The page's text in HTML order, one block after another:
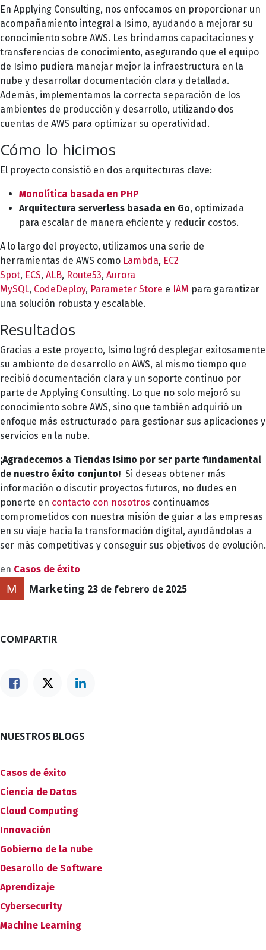
En Applying Consulting, nos enfocamos en proporcionar un
acompañamiento integral a Isimo, ayudando a mejorar su
conocimiento sobre AWS. Les brindamos capacitaciones y
transferencias de conocimiento, asegurando que el equipo
de Isimo pudiera manejar mejor la infraestructura en la
nube y desarrollar documentación clara y detallada.
Además, implementamos la correcta separación de los
ambientes de producción y desarrollo, utilizando dos
cuentas de AWS para optimizar su operatividad.
Cómo lo hicimos
El proyecto consistió en dos arquitecturas clave:
Monolítica basada en PHP
Arquitectura serverless basada en Go, optimizada
para escalar de manera eficiente y reducir costos.
A lo largo del proyecto, utilizamos una serie de
herramientas de AWS como Lambda, EC2
Spot, ECS, ALB, Route53, Aurora
MySQL, CodeDeploy, Parameter Store e IAM para garantizar
una solución robusta y escalable.
Resultados
Gracias a este proyecto, Isimo logró desplegar exitosamente
su ambiente de desarrollo en AWS, al mismo tiempo que
recibió documentación clara y un soporte continuo por
parte de Applying Consulting. Lo que no solo mejoró su
conocimiento sobre AWS, sino que también adquirió un
enfoque más estructurado para gestionar sus aplicaciones y
servicios en la nube.
¡Agradecemos a Tiendas Isimo por ser parte fundamental
de nuestro éxito conjunto! Si deseas obtener más
información o discutir proyectos futuros, no dudes en
ponerte en contacto con nosotros continuamos
comprometidos con nuestra misión de guiar a las empresas
en su viaje hacia la transformación digital, ayudándolas a
ser más competitivas y conseguir sus objetivos de evolución.
en Casos de éxito
Marketing 23 de febrero de 2025
COMPARTIR
NUESTROS BLOGS
Casos de éxito
Ciencia de Datos
Cloud Computing
Innovación
Gobierno de la nube
Desarollo de Software
Aprendizaje
Cybersecurity
Machine Learning